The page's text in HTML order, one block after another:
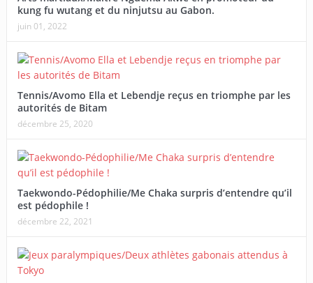
kung fu wutang et du ninjutsu au Gabon.
juin 01, 2022
Tennis/Avomo Ella et Lebendje reçus en triomphe par les
autorités de Bitam
décembre 25, 2020
Taekwondo-Pédophilie/Me Chaka surpris d’entendre qu’il
est pédophile !
décembre 22, 2021